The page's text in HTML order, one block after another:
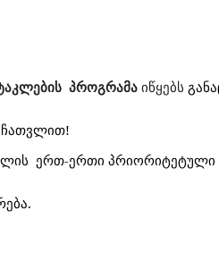
პროგრამა იწყებს
ჩათვლით!
ერთ-ერთი